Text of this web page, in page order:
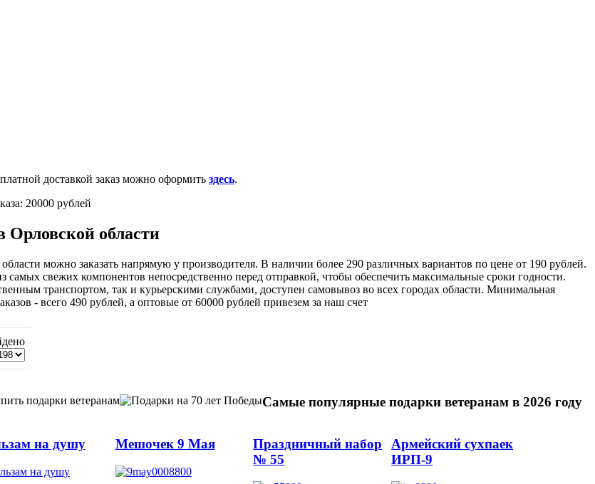
доставкой заказ можно оформить здесь.
20000 рублей
Орловской области
можно заказать напрямую у производителя. В наличии более 290 различных вариантов по цене от 190 рублей.
самых свежих компонентов непосредственно перед отправкой, чтобы обеспечить максимальные сроки годности.
транспортом, так и курьерскими службами, доступен самовывоз во всех городах области. Минимальная
- всего 490 рублей, а оптовые от 60000 рублей привезем за наш счет
Самые популярные подарки ветеранам в 2026 году
на душу Мешочек 9 Мая
Праздничный набор
№ 55
Армейский сухпаек
ИРП-9